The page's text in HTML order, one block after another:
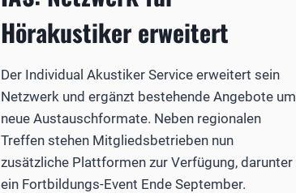
Hörakustiker erweitert
Der Individual Akustiker Service erweitert sein
Netzwerk und ergänzt bestehende Angebote um
neue Austauschformate. Neben regionalen
Treffen stehen Mitgliedsbetrieben nun
zusätzliche Plattformen zur Verfügung, darunter
ein Fortbildungs-Event Ende September.